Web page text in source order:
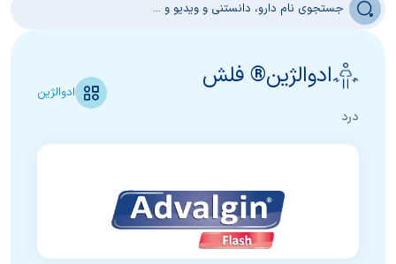
ادوالژین® فلش
درد
ادوالژین